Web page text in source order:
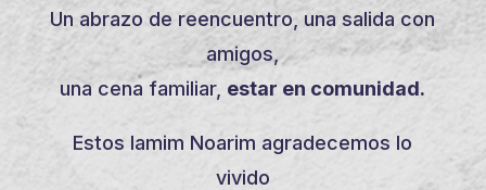
Un abrazo de reencuentro, una salida con
amigos,
una cena familiar, estar en comunidad.
Estos Iamim Noarim agradecemos lo
vivido